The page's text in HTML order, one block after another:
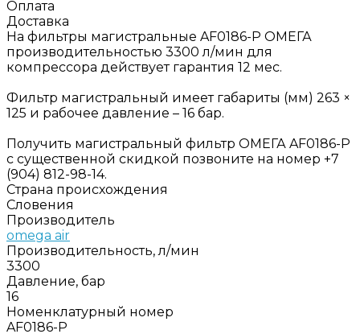
Оплата
Доставка
На фильтры магистральные AF0186-P ОМЕГА
производительностью 3300 л/мин для
компрессора действует гарантия 12 мес.
Фильтр магистральный имеет габариты (мм) 263 ×
125 и рабочее давление – 16 бар.
Получить магистральный фильтр ОМЕГА AF0186-P
с существенной скидкой позвоните на номер +7
(904) 812-98-14.
Страна происхождения
Словения
Производитель
omega air
Производительность, л/мин
3300
Давление, бар
16
Номенклатурный номер
AF0186-P